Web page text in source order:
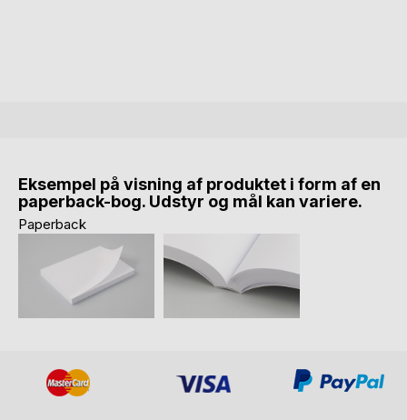
Eksempel på visning af produktet i form af en
paperback-bog. Udstyr og mål kan variere.
Paperback